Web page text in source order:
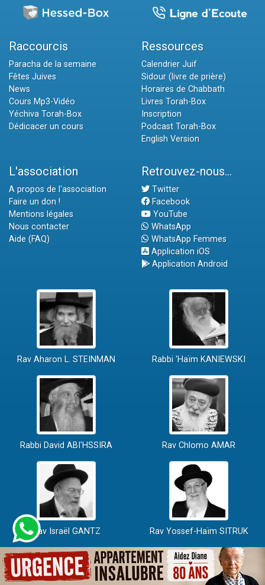
Raccourcis
Paracha de la semaine
Fêtes Juives
News
Cours Mp3-Vidéo
Yéchiva Torah-Box
Dédicacer un cours
Ressources
Calendrier Juif
Sidour (livre de prière)
Horaires de Chabbath
Livres Torah-Box
Inscription
Podcast Torah-Box
English Version
L'association
A propos de l'association
Faire un don !
Mentions légales
Nous contacter
Aide (FAQ)
Retrouvez-nous...
Twitter
Facebook
YouTube
WhatsApp
WhatsApp Femmes
Application iOS
Application Android
Rav Aharon L. STEINMAN Rabbi 'Haïm KANIEWSKI
Rabbi David ABI'HSSIRA Rav Chlomo AMAR
Rav Israël GANTZ Rav Yossef-Haïm SITRUK